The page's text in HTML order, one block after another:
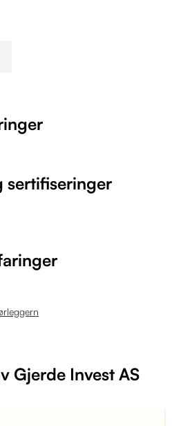
sertifiseringer
Gjerde Invest AS